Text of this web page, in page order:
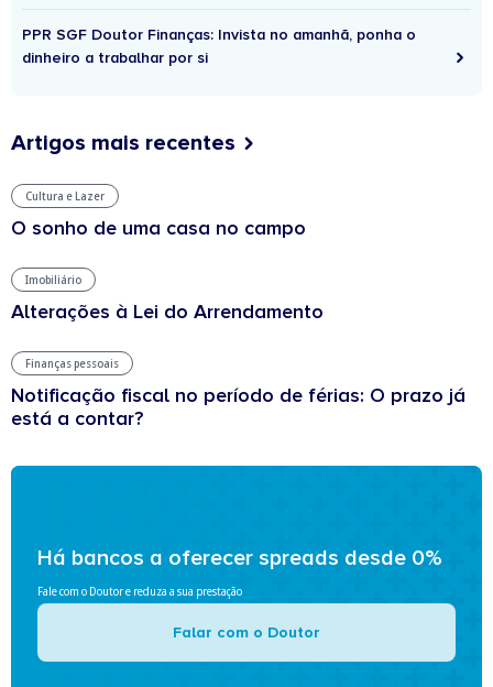
PPR SGF Doutor Finanças: Invista no amanhã, ponha o
dinheiro a trabalhar por si
Artigos mais recentes
Cultura e Lazer
O sonho de uma casa no campo
Imobiliário
Alterações à Lei do Arrendamento
Finanças pessoais
Notificação fiscal no período de férias: O prazo já
está a contar?
Há bancos a oferecer spreads desde 0%
Fale com o Doutor e reduza a sua prestação
Falar com o Doutor